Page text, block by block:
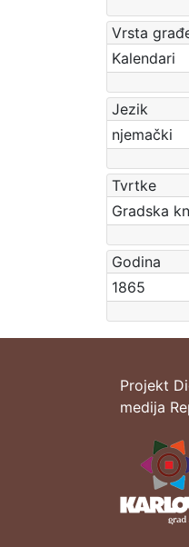
Vrsta
Kalendari
Jezik
njemački
Tvrtke
Godina
1865
Projekt
medija